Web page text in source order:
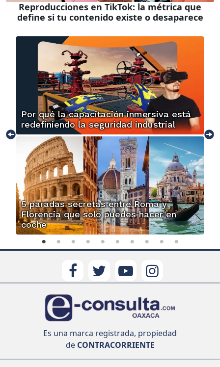
Reproducciones en TikTok: la métrica que
define si tu contenido existe o desaparece
Por qué la capacitación inmersiva está
redefiniendo la seguridad industrial
5 paradas secretas entre Roma y
Florencia que solo puedes hacer en
coche
Es una marca registrada, propiedad
deCONTRACORRIENTE